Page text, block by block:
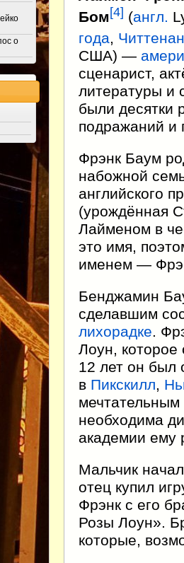
Бом [4] (англ.
года,
США) —
сценарист,
литературы и
были десятки
подражаний и
Фрэнк Баум
набожной
английского
(урождённая
Лайменом в
это имя,
именем —
Бенджамин
сделавшим
лихорадке.
Лоун, которое
12 лет он был
в Пикскилл,
необходима
академии ему
Мальчик
отец купил
Фрэнк с его
Розы Лоун».
которые,
о